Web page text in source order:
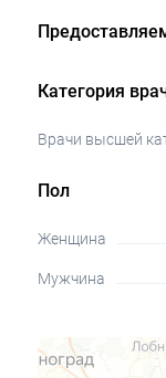
Категория
Врачи высшей
Пол
Женщина
Мужчина